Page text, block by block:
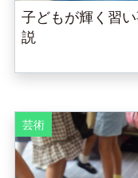
子どもが輝く習
説
芸術